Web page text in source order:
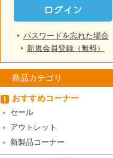
パスワードを忘れた場合
新規会員登録（無料）
商品カテゴリ
おすすめコーナー
セール
アウトレット
新製品コーナー